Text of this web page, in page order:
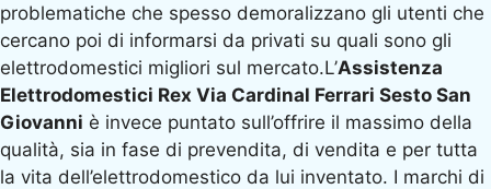
problematiche che spesso demoralizzano gli utenti che
cercano poi di informarsi da privati su quali sono gli
elettrodomestici migliori sul mercato.L’Assistenza
Elettrodomestici Rex Via Cardinal Ferrari Sesto San
Giovanni è invece puntato sull’offrire il massimo della
qualità, sia in fase di prevendita, di vendita e per tutta
la vita dell’elettrodomestico da lui inventato. I marchi di